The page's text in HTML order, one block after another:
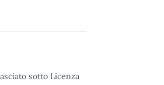
sotto Licenza